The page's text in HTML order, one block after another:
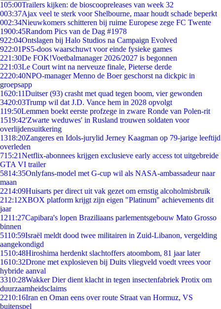
105:00Trailers kijken: de bioscoopreleases van week 32
003:37Ajax veel te sterk voor Shelbourne, maar houdt schade beperkt
002:34Nieuwkomers schitteren bij ruime Europese zege FC Twente
1900:45Random Pics van de Dag #1978
922:04Ontslagen bij Halo Studios na Campaign Evolved
922:01PS5-doos waarschuwt voor einde fysieke games
221:30De FOK!Voetbalmanager 2026/2027 is begonnen
221:03Le Court wint na nerveuze finale, Pieterse derde
2220:40NPO-manager Menno de Boer geschorst na dickpic in
groepsapp
1620:11Duitser (93) crasht met quad tegen boom, vier gewonden
3420:03Trump wil dat J.D. Vance hem in 2028 opvolgt
119:50Lemmen boekt eerste profzege in zware Ronde van Polen-rit
1519:42'Zwarte weduwes' in Rusland trouwen soldaten voor
overlijdensuitkering
1318:20Zangeres en Idols-jurylid Jerney Kaagman op 79-jarige leeftijd
overleden
715:21Netflix-abonnees krijgen exclusieve early access tot uitgebreide
GTA VI trailer
5814:35Onlyfans-model met G-cup wil als NASA-ambassadeur naar
maan
2214:09Huisarts per direct uit vak gezet om ernstig alcoholmisbruik
212:12XBOX platform krijgt zijn eigen "Platinum" achievements dit
jaar
1211:27Capibara's lopen Braziliaans parlementsgebouw Mato Grosso
binnen
5110:59Israël meldt dood twee militairen in Zuid-Libanon, vergelding
aangekondigd
1510:48Hiroshima herdenkt slachtoffers atoombom, 81 jaar later
1610:32Drone met explosieven bij Duits vliegveld voedt vrees voor
hybride aanval
3310:28Wakker Dier dient klacht in tegen insectenfabriek Protix om
duurzaamheidsclaims
2210:16Iran en Oman eens over route Straat van Hormuz, VS
buitenspel